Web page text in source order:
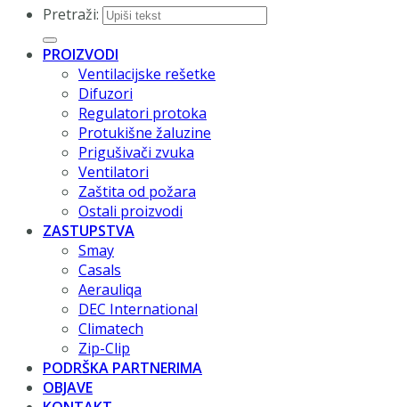
Pretraži:
PROIZVODI
Ventilacijske rešetke
Difuzori
Regulatori protoka
Protukišne žaluzine
Prigušivači zvuka
Ventilatori
Zaštita od požara
Ostali proizvodi
ZASTUPSTVA
Smay
Casals
Aerauliqa
DEC International
Climatech
Zip-Clip
PODRŠKA PARTNERIMA
OBJAVE